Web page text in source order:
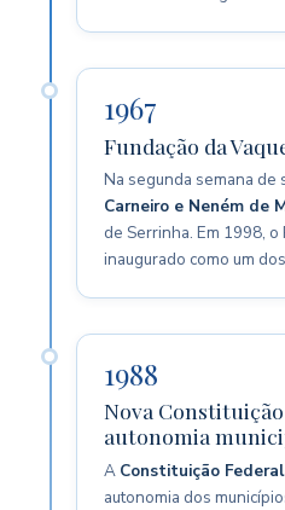
1967
Fundação da
Na segunda semana
Carneiro e Neném de
de Serrinha. Em 1998,
inaugurado como um
1988
Nova
autonomia
A Constituição
autonomia dos